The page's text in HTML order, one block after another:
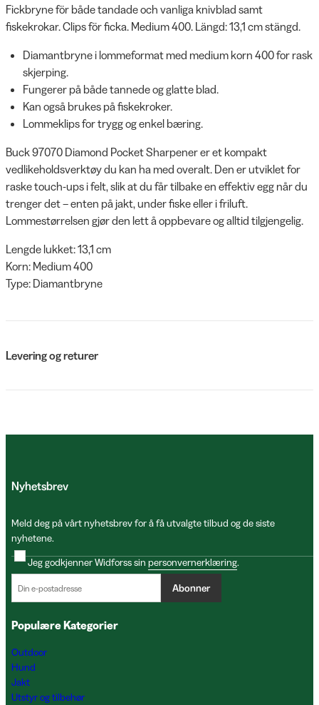
Fickbryne för både tandade och vanliga knivblad samt
fiskekrokar. Clips för ficka. Medium 400. Längd: 13,1 cm stängd.
Diamantbryne i lommeformat med medium korn 400 for rask
skjerping.
Fungerer på både tannede og glatte blad.
Kan også brukes på fiskekroker.
Lommeklips for trygg og enkel bæring.
Buck 97070 Diamond Pocket Sharpener er et kompakt
vedlikeholdsverktøy du kan ha med overalt. Den er utviklet for
raske touch-ups i felt, slik at du får tilbake en effektiv egg når du
trenger det – enten på jakt, under fiske eller i friluft.
Lommestørrelsen gjør den lett å oppbevare og alltid tilgjengelig.
Lengde lukket: 13,1 cm
Korn: Medium 400
Type: Diamantbryne
Levering og returer
Nyhetsbrev
Meld deg på vårt nyhetsbrev for å få utvalgte tilbud og de siste
nyhetene.
Jeg godkjenner Widforss sin personvernerklæring.
Abonner
Populære Kategorier
Outdoor
Hund
Jakt
Utstyr og tilbehør